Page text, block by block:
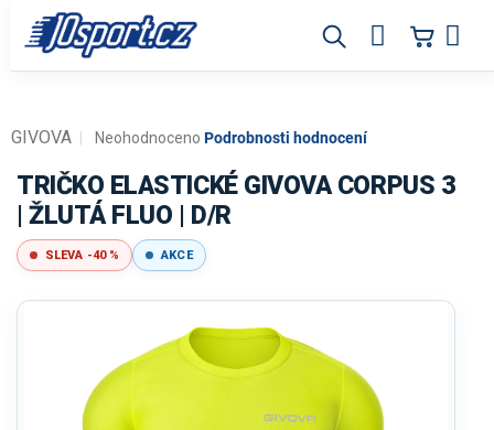
obsah
Průměrné
produktu
je
0,0
z
5
Neohodnoceno Podrobnosti hodnocení
GIVOVA
TRIČKO ELASTICKÉ GIVOVA CORPUS 3
| ŽLUTÁ FLUO | D/R
SLEVA -40 % AKCE